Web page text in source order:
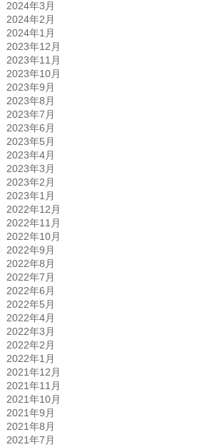
2024年3月
2024年2月
2024年1月
2023年12月
2023年11月
2023年10月
2023年9月
2023年8月
2023年7月
2023年6月
2023年5月
2023年4月
2023年3月
2023年2月
2023年1月
2022年12月
2022年11月
2022年10月
2022年9月
2022年8月
2022年7月
2022年6月
2022年5月
2022年4月
2022年3月
2022年2月
2022年1月
2021年12月
2021年11月
2021年10月
2021年9月
2021年8月
2021年7月